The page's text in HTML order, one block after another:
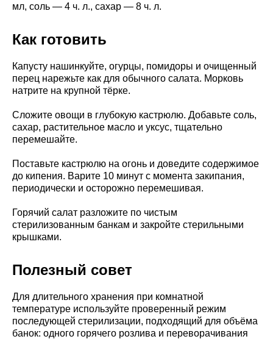
мл, соль — 4 ч. л., сахар — 8 ч. л.
Как готовить
Капусту нашинкуйте, огурцы, помидоры и очищенный
перец нарежьте как для обычного салата. Морковь
натрите на крупной тёрке.
Сложите овощи в глубокую кастрюлю. Добавьте соль,
сахар, растительное масло и уксус, тщательно
перемешайте.
Поставьте кастрюлю на огонь и доведите содержимое
до кипения. Варите 10 минут с момента закипания,
периодически и осторожно перемешивая.
Горячий салат разложите по чистым
стерилизованным банкам и закройте стерильными
крышками.
Полезный совет
Для длительного хранения при комнатной
температуре используйте проверенный режим
последующей стерилизации, подходящий для объёма
банок: одного горячего розлива и переворачивания